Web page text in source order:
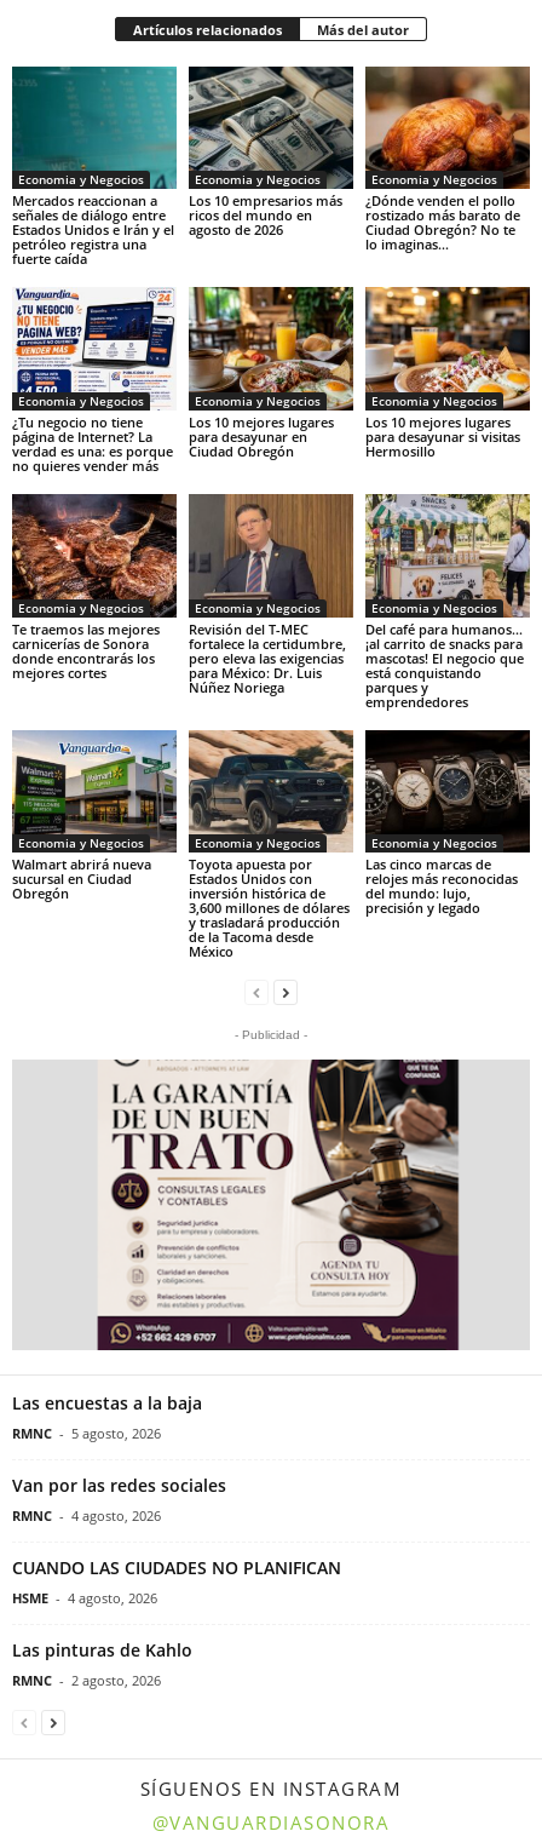
Artículos relacionados Más del autor
Economia y Negocios
Mercados reaccionan a
señales de diálogo entre
Estados Unidos e Irán y el
petróleo registra una
fuerte caída
Economia y Negocios
Los 10 empresarios más
ricos del mundo en
agosto de 2026
Economia y Negocios
¿Dónde venden el pollo
rostizado más barato de
Ciudad Obregón? No te
lo imaginas…
Economia y Negocios
¿Tu negocio no tiene
página de Internet? La
verdad es una: es porque
no quieres vender más
Economia y Negocios
Los 10 mejores lugares
para desayunar en
Ciudad Obregón
Economia y Negocios
Los 10 mejores lugares
para desayunar si visitas
Hermosillo
Economia y Negocios
Te traemos las mejores
carnicerías de Sonora
donde encontrarás los
mejores cortes
Economia y Negocios
Revisión del T-MEC
fortalece la certidumbre,
pero eleva las exigencias
para México: Dr. Luis
Núñez Noriega
Economia y Negocios
Del café para humanos…
¡al carrito de snacks para
mascotas! El negocio que
está conquistando
parques y
emprendedores
Economia y Negocios
Walmart abrirá nueva
sucursal en Ciudad
Obregón
Economia y Negocios
Toyota apuesta por
Estados Unidos con
inversión histórica de
3,600 millones de dólares
y trasladará producción
de la Tacoma desde
México
Economia y Negocios
Las cinco marcas de
relojes más reconocidas
del mundo: lujo,
precisión y legado
- Publicidad -
Las encuestas a la baja
RMNC - 5 agosto, 2026
Van por las redes sociales
RMNC - 4 agosto, 2026
CUANDO LAS CIUDADES NO PLANIFICAN
HSME - 4 agosto, 2026
Las pinturas de Kahlo
RMNC - 2 agosto, 2026
SÍGUENOS EN INSTAGRAM
@VANGUARDIASONORA